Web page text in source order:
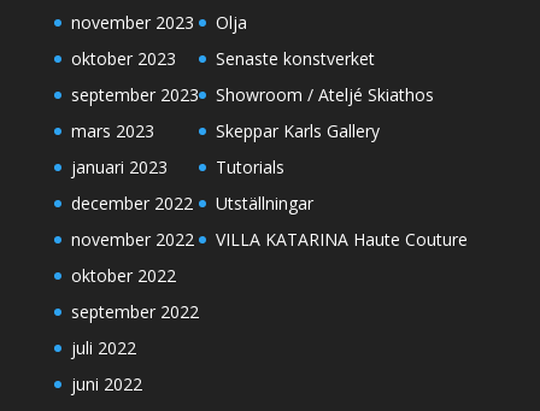
november 2023
oktober 2023
september 2023
mars 2023
januari 2023
december 2022
november 2022
oktober 2022
september 2022
juli 2022
juni 2022
Olja
Senaste konstverket
Showroom / Ateljé Skiathos
Skeppar Karls Gallery
Tutorials
Utställningar
VILLA KATARINA Haute Couture